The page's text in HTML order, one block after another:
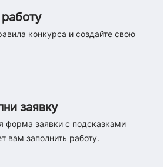
конкурса и создайте свою
заявку
форма заявки с подсказками
вам заполнить работу.